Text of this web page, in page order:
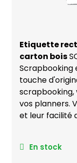
Etiquette
carton bois
Scrapbooking
touche
scrapbooking,
vos planners.
et leur facilité
En stock